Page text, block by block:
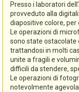
Presso i laboratori
provveduto alla
diapositive colore, per
Le operazioni di
sono state ostacolate
trattandosi in molti
unite a fragili e
difficili da stendere,
Le operazioni di
notevolmente